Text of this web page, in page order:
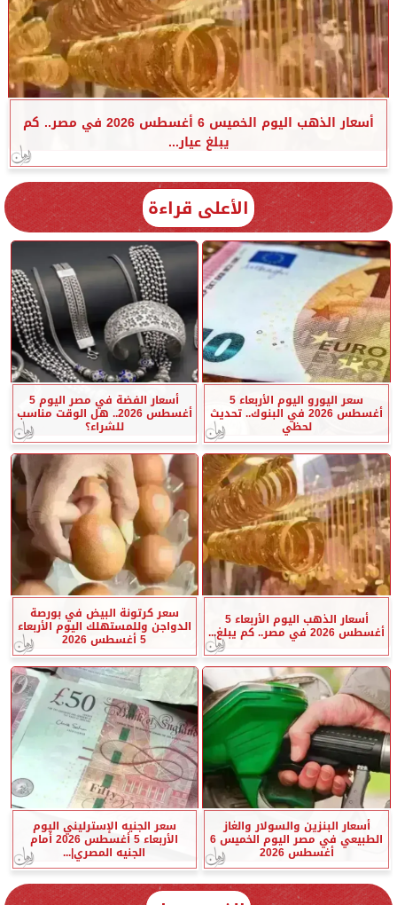
أسعار الذهب اليوم الخميس 6 أغسطس 2026 في مصر.. كم
يبلغ عيار...
الأعلى قراءة
سعر اليورو اليوم الأربعاء 5
أغسطس 2026 في البنوك.. تحديث
لحظي
أسعار الفضة في مصر اليوم 5
أغسطس 2026.. هل الوقت مناسب
للشراء؟
أسعار الذهب اليوم الأربعاء 5
أغسطس 2026 في مصر.. كم يبلغ...
سعر كرتونة البيض في بورصة
الدواجن وللمستهلك اليوم الأربعاء
5 أغسطس 2026
أسعار البنزين والسولار والغاز
الطبيعي في مصر اليوم الخميس 6
أغسطس 2026
سعر الجنيه الإسترليني اليوم
الأربعاء 5 أغسطس 2026 أمام
الجنيه المصري|...